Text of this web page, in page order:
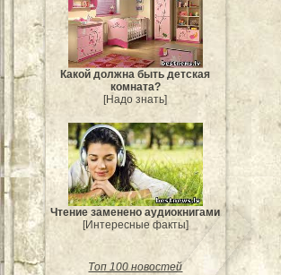
Какой должна быть детская
комната?
[Надо знать]
Чтение заменено аудиокнигами
[Интересные факты]
Топ 100 новостей